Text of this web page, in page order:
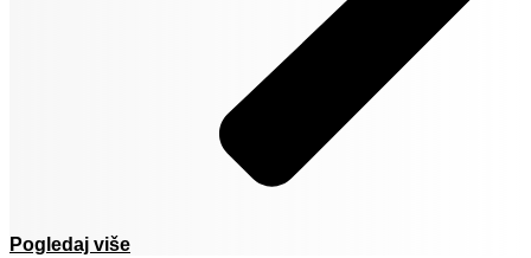
Pogledaj više